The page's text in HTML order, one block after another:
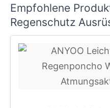
Empfohlene
Regenschutz